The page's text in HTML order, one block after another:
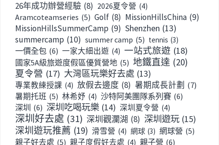
26年成功辦營經驗 (8) 2026夏令營 (4)
Aramcoteamseries (5) Golf (8) MissionHillsChina (9)
MissionHillsSummerCamp (9) Shenzhen (13)
summercamp (10) summer camp (5) tennis (3)
一價全包 (6) 一家大細出遊 (4) 一站式旅遊 (18)
國家5A級旅遊度假區優質營地 (5) 地鐵直達 (20)
夏令營 (17) 大灣區玩樂好去處 (13)
專業教練授課 (4) 放假去邊度 (8) 暑期成長計劃 (7)
暑期托班 (5) 林希妤 (4) 沙特阿美團隊系列賽 (6)
深圳 (6) 深圳吃喝玩樂 (14) 深圳夏令營 (4)
深圳好去處 (31) 深圳觀瀾湖 (8) 深圳遊玩 (15)
深圳遊玩推薦 (19) 滑雪營 (4) 網球 (3) 網球營 (5)
親子好去處 (5) 親子度假好去處 (4) 親子營 (6)